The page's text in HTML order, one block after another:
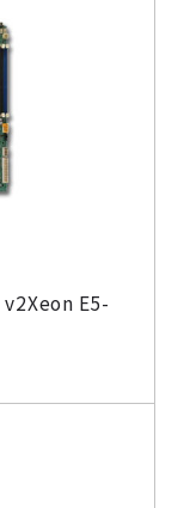
E5-